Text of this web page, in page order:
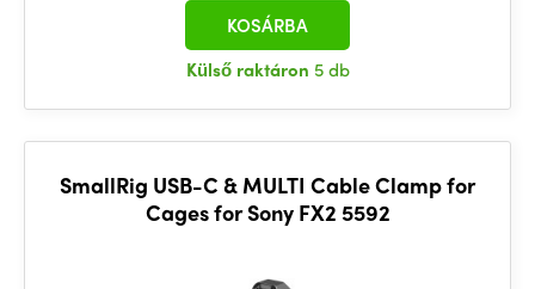
Külső raktáron 5 db
KOSÁRBA
SmallRig USB-C & MULTI Cable Clamp for
Cages for Sony FX2 5592